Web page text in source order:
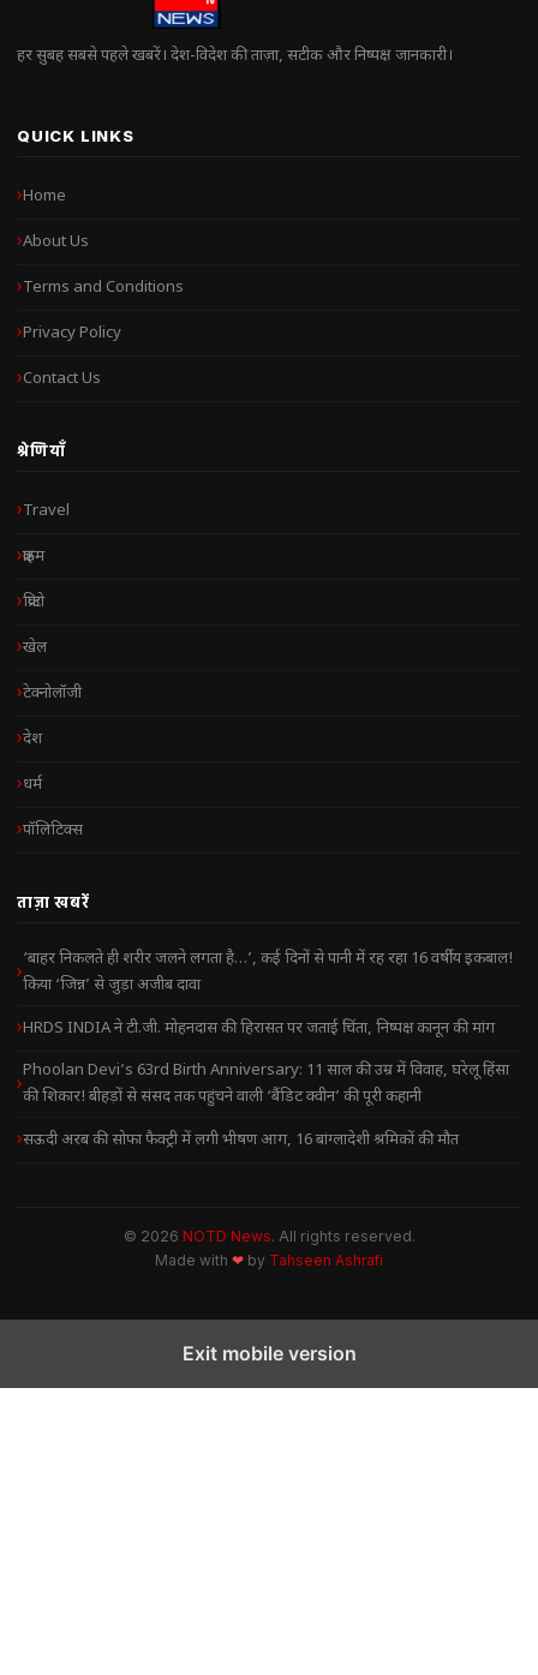
हर सुबह सबसे पहले खबरें। देश-विदेश की ताज़ा, सटीक और निष्पक्ष जानकारी।
QUICK LINKS
Home
About Us
Terms and Conditions
Privacy Policy
Contact Us
श्रेणियाँ
Travel
क्राइम
क्रिप्टो
खेल
टेक्नोलॉजी
देश
धर्म
पॉलिटिक्स
ताज़ा खबरें
‘बाहर निकलते ही शरीर जलने लगता है…’, कई दिनों से पानी में रह रहा 16 वर्षीय इकबाल!
किया ‘जिन्न’ से जुड़ा अजीब दावा
HRDS INDIA ने टी.जी. मोहनदास की हिरासत पर जताई चिंता, निष्पक्ष कानून की मांग
Phoolan Devi’s 63rd Birth Anniversary: 11 साल की उम्र में विवाह, घरेलू हिंसा
की शिकार! बीहड़ों से संसद तक पहुंचने वाली ‘बैंडिट क्वीन’ की पूरी कहानी
सऊदी अरब की सोफा फैक्ट्री में लगी भीषण आग, 16 बांग्लादेशी श्रमिकों की मौत
© 2026 NOTD News. All rights reserved.
Made with ❤ by Tahseen Ashrafi
Exit mobile version